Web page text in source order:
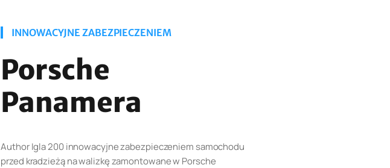
INNOWACYJNE ZABEZPIECZENIEM
Porsche
Panamera
Author Igla 200 innowacyjne zabezpieczeniem samochodu
przed kradzieżą na walizkę zamontowane w Porsche